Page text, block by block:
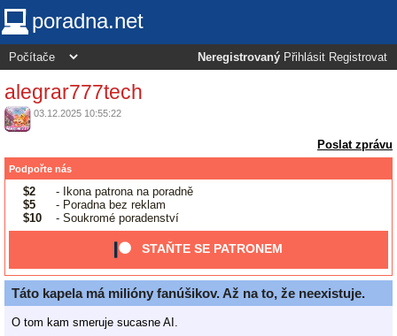
poradna.net
Neregistrovaný Přihlásit Registrovat
alegrar777tech
03.12.2025 10:55:22
Poslat zprávu
Podpořte nás
$2
- Ikona patrona na poradně
$5
- Poradna bez reklam
$10
- Soukromé poradenství
STAŇTE SE PATRONEM
Táto kapela má milióny fanúšikov. Až na to, že neexistuje.
O tom kam smeruje sucasne AI.